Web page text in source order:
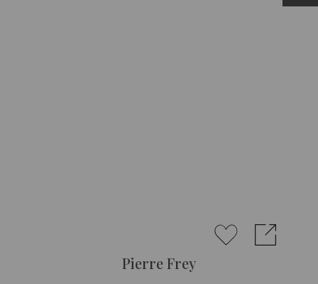
Pierre Frey